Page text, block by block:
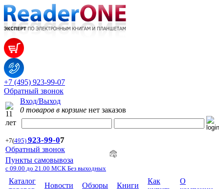
+7 (495) 923-99-07
Обратный звонок
Вход/Выход
0 товаров в корзине нет заказов
+7(495) 923-99-07
Обратный звонок
Пункты самовывоза
с 09.00 до 21.00 МСК Без выходных
Каталог
Новости Обзоры Книги
Как
О